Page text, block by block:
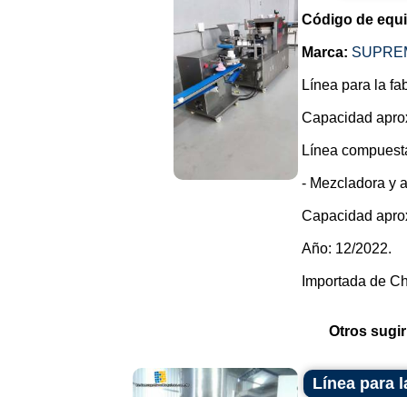
Código de
Marca:
Línea para la
Capacidad
Línea
- Mezcladora y
Capacidad
Año: 12/2022.
Importada de
Otros
Línea para